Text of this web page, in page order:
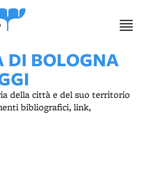
DI BOLOGNA
della città e del suo territorio
bibliografici, link,